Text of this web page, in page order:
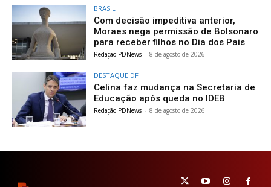
BRASIL
Com decisão impeditiva anterior,
Moraes nega permissão de Bolsonaro
para receber filhos no Dia dos Pais
Redação PDNews - 8 de agosto de 2026
DESTAQUE DF
Celina faz mudança na Secretaria de
Educação após queda no IDEB
Redação PDNews - 8 de agosto de 2026